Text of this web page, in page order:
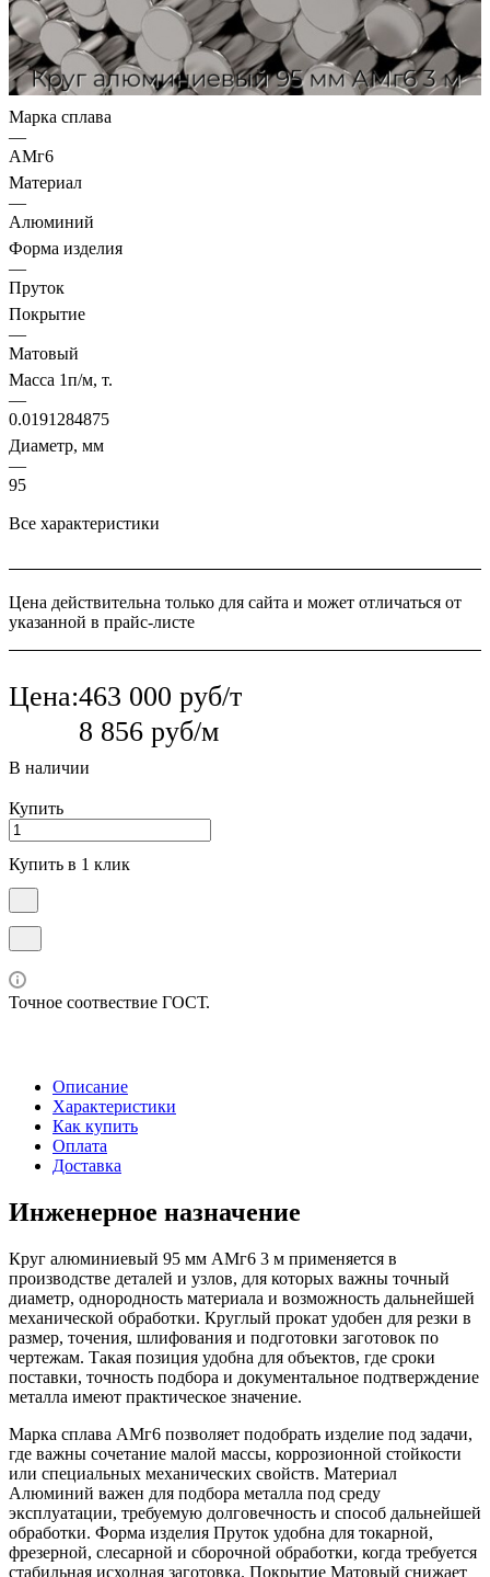
Характеристики
Марка сплава
—
АМг6
Материал
—
Алюминий
Форма изделия
—
Пруток
Покрытие
—
Матовый
Масса 1п/м, т.
—
0.0191284875
Диаметр, мм
—
95
Все характеристики
Цена действительна только для сайта и может отличаться от
указанной в прайс-листе
Цена:463 000 руб/т
8 856 руб/м
В наличии
Купить
Купить в 1 клик
Точное соотвествие ГОСТ.
Описание
Характеристики
Как купить
Оплата
Доставка
Инженерное назначение
Круг алюминиевый 95 мм АМг6 3 м применяется в
производстве деталей и узлов, для которых важны точный
диаметр, однородность материала и возможность дальнейшей
механической обработки. Круглый прокат удобен для резки в
размер, точения, шлифования и подготовки заготовок по
чертежам. Такая позиция удобна для объектов, где сроки
поставки, точность подбора и документальное подтверждение
металла имеют практическое значение.
Марка сплава АМг6 позволяет подобрать изделие под задачи,
где важны сочетание малой массы, коррозионной стойкости
или специальных механических свойств. Материал
Алюминий важен для подбора металла под среду
эксплуатации, требуемую долговечность и способ дальнейшей
обработки. Форма изделия Пруток удобна для токарной,
фрезерной, слесарной и сборочной обработки, когда требуется
стабильная исходная заготовка. Покрытие Матовый снижает